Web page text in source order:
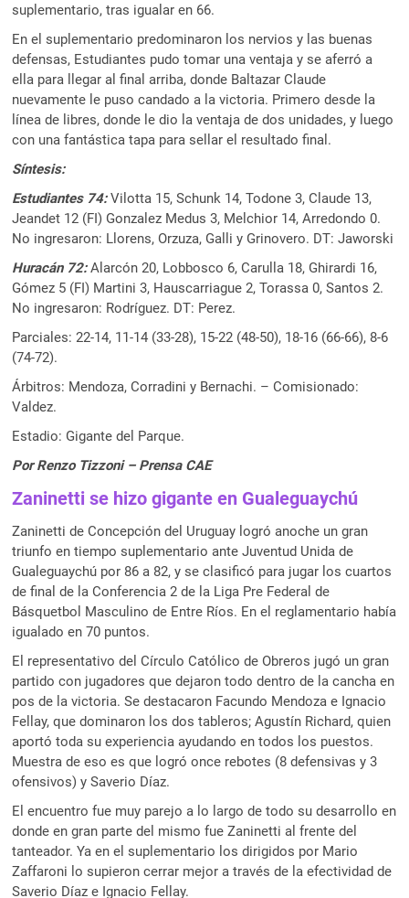
suplementario, tras igualar en 66.
En el suplementario predominaron los nervios y las buenas
defensas, Estudiantes pudo tomar una ventaja y se aferró a
ella para llegar al final arriba, donde Baltazar Claude
nuevamente le puso candado a la victoria. Primero desde la
línea de libres, donde le dio la ventaja de dos unidades, y luego
con una fantástica tapa para sellar el resultado final.
Síntesis:
Estudiantes 74:Vilotta 15, Schunk 14, Todone 3, Claude 13,
Jeandet 12 (FI) Gonzalez Medus 3, Melchior 14, Arredondo 0.
No ingresaron: Llorens, Orzuza, Galli y Grinovero. DT: Jaworski
Huracán 72:Alarcón 20, Lobbosco 6, Carulla 18, Ghirardi 16,
Gómez 5 (FI) Martini 3, Hauscarriague 2, Torassa 0, Santos 2.
No ingresaron: Rodríguez. DT: Perez.
Parciales: 22-14, 11-14 (33-28), 15-22 (48-50), 18-16 (66-66), 8-6
(74-72).
Árbitros: Mendoza, Corradini y Bernachi. – Comisionado:
Valdez.
Estadio: Gigante del Parque.
Por Renzo Tizzoni – Prensa CAE
Zaninetti se hizo gigante en Gualeguaychú
Zaninetti de Concepción del Uruguay logró anoche un gran
triunfo en tiempo suplementario ante Juventud Unida de
Gualeguaychú por 86 a 82, y se clasificó para jugar los cuartos
de final de la Conferencia 2 de la Liga Pre Federal de
Básquetbol Masculino de Entre Ríos. En el reglamentario había
igualado en 70 puntos.
El representativo del Círculo Católico de Obreros jugó un gran
partido con jugadores que dejaron todo dentro de la cancha en
pos de la victoria. Se destacaron Facundo Mendoza e Ignacio
Fellay, que dominaron los dos tableros; Agustín Richard, quien
aportó toda su experiencia ayudando en todos los puestos.
Muestra de eso es que logró once rebotes (8 defensivas y 3
ofensivos) y Saverio Díaz.
El encuentro fue muy parejo a lo largo de todo su desarrollo en
donde en gran parte del mismo fue Zaninetti al frente del
tanteador. Ya en el suplementario los dirigidos por Mario
Zaffaroni lo supieron cerrar mejor a través de la efectividad de
Saverio Díaz e Ignacio Fellay.